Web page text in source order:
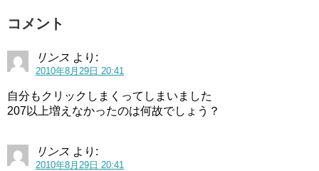
コメント
リンス より:
2010年8月29日 20:41
自分もクリックしまくってしまいました
207以上増えなかったのは何故でしょう？
リンス より:
2010年8月29日 20:41